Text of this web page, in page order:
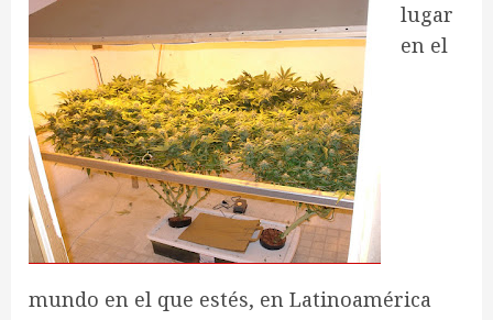
lugar
en el
mundo en el que estés, en Latinoamérica